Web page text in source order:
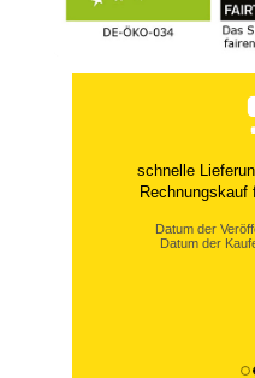
schnelle
Rechnungskauf
Datum der
Datum der